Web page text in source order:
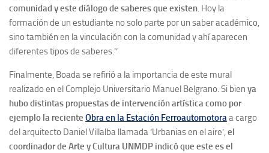
comunidad y este diálogo de saberes que existen. Hoy la
formación de un estudiante no solo parte por un saber académico,
sino también en la vinculación con la comunidad y ahí aparecen
diferentes tipos de saberes.’’
Finalmente, Boada se refirió a la importancia de este mural
realizado en el Complejo Universitario Manuel Belgrano. Si bien ya
hubo distintas propuestas de intervención artística como por
ejemplo la reciente Obra en la Estación Ferroautomotoraa cargo
del arquitecto Daniel Villalba llamada ‘Urbanias en el aire’,el
coordinador de Arte y Cultura UNMDP indicó que este es el